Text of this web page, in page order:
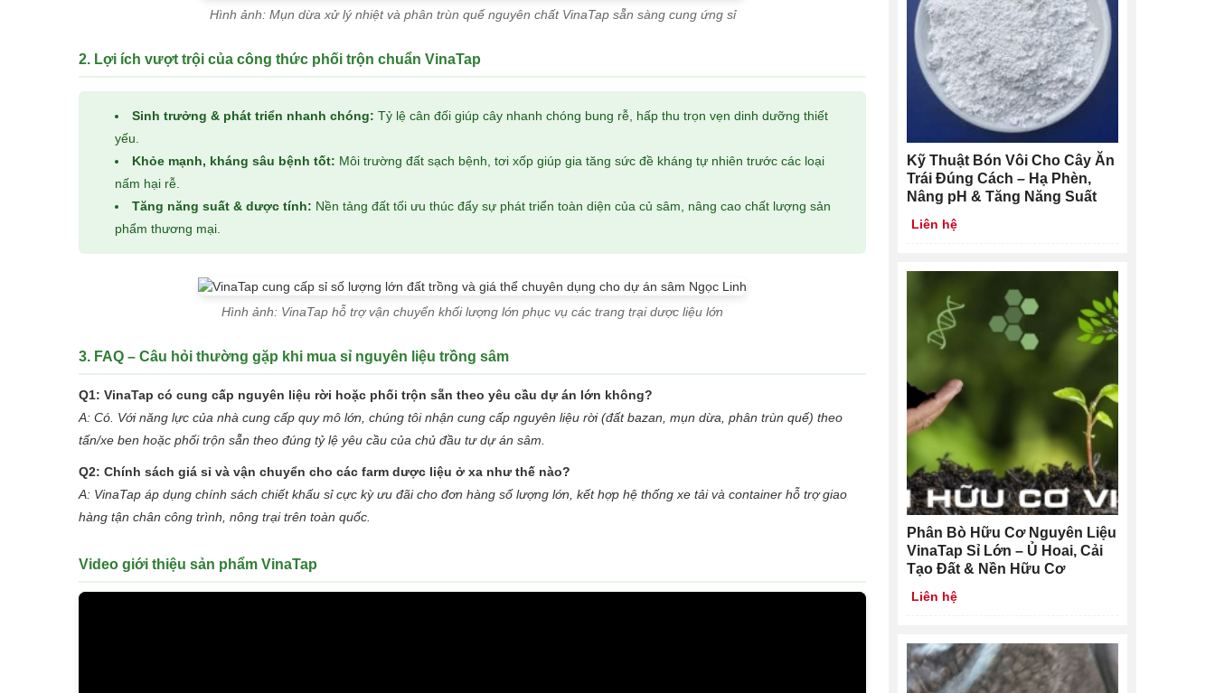
Hình ảnh: Mụn dừa xử lý nhiệt và phân trùn quế nguyên chất VinaTap sẵn sàng cung ứng sỉ
2. Lợi ích vượt trội của công thức phối trộn chuẩn VinaTap
Sinh trưởng & phát triển nhanh chóng: Tỷ lệ cân đối giúp cây nhanh chóng bung rễ, hấp thu trọn vẹn dinh dưỡng thiết
yếu.
Khỏe mạnh, kháng sâu bệnh tốt: Môi trường đất sạch bệnh, tơi xốp giúp gia tăng sức đề kháng tự nhiên trước các loại
nấm hại rễ.
Tăng năng suất & dược tính: Nền tảng đất tối ưu thúc đẩy sự phát triển toàn diện của củ sâm, nâng cao chất lượng sản
phẩm thương mại.
Hình ảnh: VinaTap hỗ trợ vận chuyển khối lượng lớn phục vụ các trang trại dược liệu lớn
3. FAQ – Câu hỏi thường gặp khi mua sỉ nguyên liệu trồng sâm
Q1: VinaTap có cung cấp nguyên liệu rời hoặc phối trộn sẵn theo yêu cầu dự án lớn không?
A: Có. Với năng lực của nhà cung cấp quy mô lớn, chúng tôi nhận cung cấp nguyên liệu rời (đất bazan, mụn dừa, phân trùn quế) theo
tấn/xe ben hoặc phối trộn sẵn theo đúng tỷ lệ yêu cầu của chủ đầu tư dự án sâm.
Q2: Chính sách giá sỉ và vận chuyển cho các farm dược liệu ở xa như thế nào?
A: VinaTap áp dụng chính sách chiết khấu sỉ cực kỳ ưu đãi cho đơn hàng số lượng lớn, kết hợp hệ thống xe tải và container hỗ trợ giao
hàng tận chân công trình, nông trại trên toàn quốc.
Video giới thiệu sản phẩm VinaTap
Kỹ Thuật Bón Vôi Cho Cây Ăn
Trái Đúng Cách – Hạ Phèn,
Nâng pH & Tăng Năng Suất
Liên hệ
Phân Bò Hữu Cơ Nguyên Liệu
VinaTap Sỉ Lớn – Ủ Hoai, Cải
Tạo Đất & Nền Hữu Cơ
Liên hệ